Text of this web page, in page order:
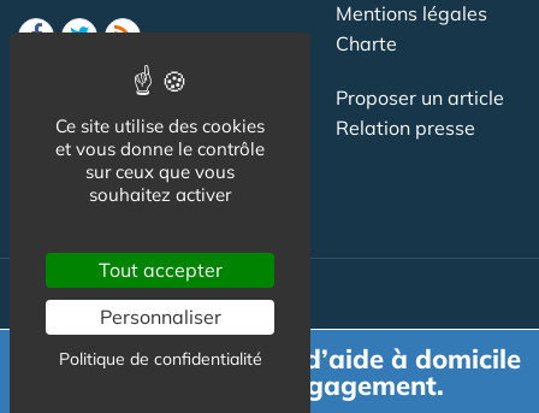
Mentions légales
Charte
Newsletter
Publicité
Proposer un article
Relation presse
Maisons de retraite
Demande de devis d’aide à domicile
gratuit et sans engagement.
Ce site utilise des cookies
et vous donne le contrôle
sur ceux que vous
souhaitez activer
Tout accepter
Personnaliser
Politique de confidentialité